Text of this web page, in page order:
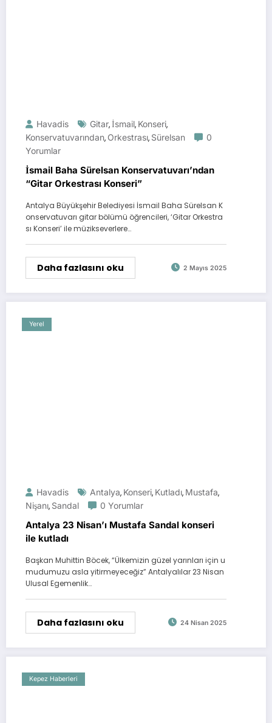
Havadis Gitar,İsmail, Konseri,
Konservatuvarından, Orkestrası, Sürelsan
0
Yorumlar
İsmail Baha Sürelsan Konservatuvarı’ndan
“Gitar Orkestrası Konseri”
Antalya Büyükşehir Belediyesi İsmail Baha Sürelsan K
onservatuvarı gitar bölümü öğrencileri, ‘Gitar Orkestra
sı Konseri’ ile müzikseverlere…
Daha fazlasını oku 2 Mayıs 2025
Yerel
Havadis Antalya, Konseri, Kutladı, Mustafa,
Nişanı, Sandal 0 Yorumlar
Antalya 23 Nisan’ı Mustafa Sandal konseri
ile kutladı
Başkan Muhittin Böcek, “Ülkemizin güzel yarınları için u
mudumuzu asla yitirmeyeceğiz” Antalyalılar 23 Nisan
Ulusal Egemenlik…
Daha fazlasını oku 24 Nisan 2025
Kepez Haberleri